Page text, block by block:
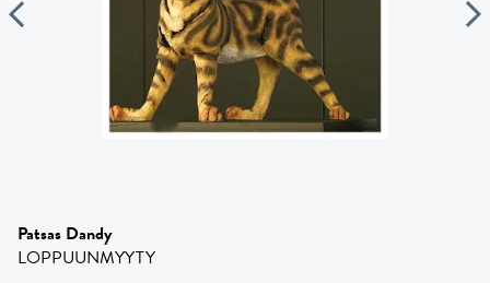
Patsas Dandy
LOPPUUNMYYTY